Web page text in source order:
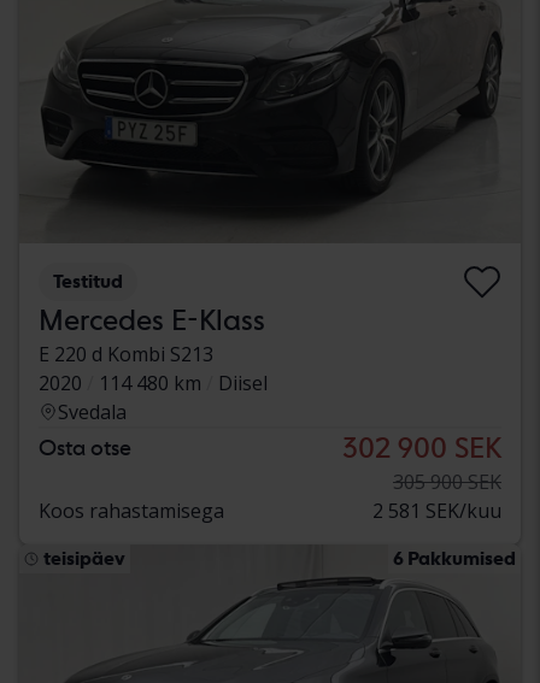
Testitud
Mercedes E-Klass
E 220 d Kombi S213
2020
114 480 km
Diisel
Svedala
Osta otse 302 900 SEK
305 900 SEK
Koos rahastamisega
2 581 SEK/kuu
teisipäev 6 Pakkumised